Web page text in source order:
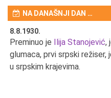
NA DANAŠNJI DAN …
8.8.1930.
Preminuo je Ilija Stanojević,
glumaca, prvi srpski režiser,
u srpskim krajevima.